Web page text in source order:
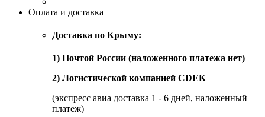
Оплата и доставка
Доставка по Крыму:
1) Почтой России (наложенного платежа нет)
2) Логистической компанией CDEK
(экспресс авиа доставка 1 - 6 дней, наложенный
платеж)